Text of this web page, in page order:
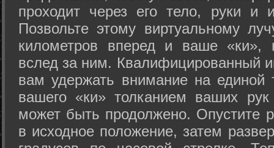
проходит через его тело, руки и
Позвольте этому виртуальному
километров вперед и ваше «ки»,
вслед за ним. Квалифицированный
вам удержать внимание на единой
вашего «ки» толканием ваших
может быть продолжено. Опустите
в исходное положение, затем